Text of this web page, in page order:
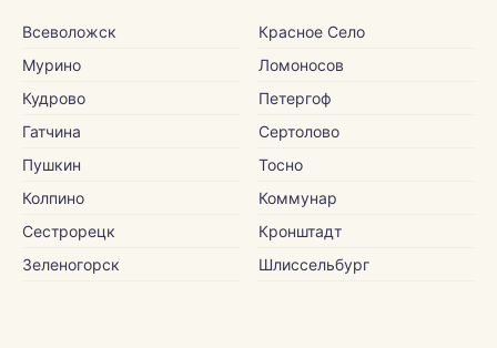
Всеволожск
Мурино
Кудрово
Гатчина
Пушкин
Колпино
Сестрорецк
Зеленогорск
Красное Село
Ломоносов
Петергоф
Сертолово
Тосно
Коммунар
Кронштадт
Шлиссельбург